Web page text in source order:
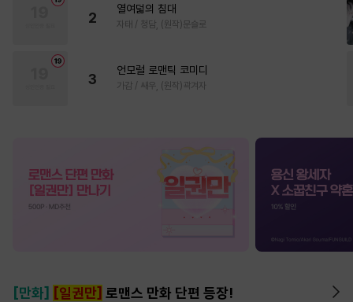
2
열여덟의 침대
자태 / 청담, (원작)문슬로
3
언모럴 로맨틱 코미디
가감 / 쌔우, (원작)곽겨자
[만화] [일권만] 로맨스 만화 단편 등장!